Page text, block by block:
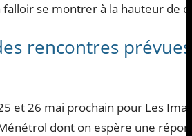
falloir se montrer à la hauteur de
rencontres
et 26 mai prochain pour Les
dont on espère une